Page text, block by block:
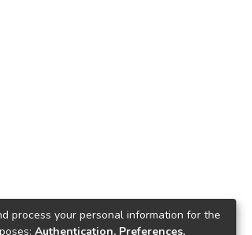
process your personal information for the
Authentication, Preferences,